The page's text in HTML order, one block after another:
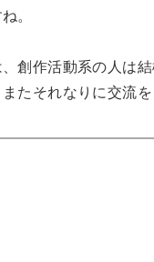
。
創作活動系の人は
たそれなりに交流